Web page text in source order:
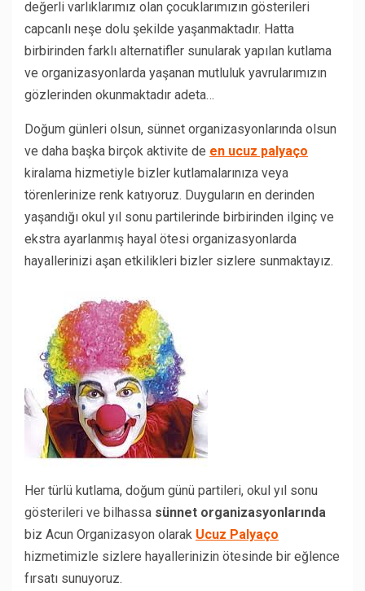
değerli varlıklarımız olan çocuklarımızın gösterileri
capcanlı neşe dolu şekilde yaşanmaktadır. Hatta
birbirinden farklı alternatifler sunularak yapılan kutlama
ve organizasyonlarda yaşanan mutluluk yavrularımızın
gözlerinden okunmaktadır adeta…
Doğum günleri olsun, sünnet organizasyonlarında olsun
ve daha başka birçok aktivite de en ucuz palyaço
kiralama hizmetiyle bizler kutlamalarınıza veya
törenlerinize renk katıyoruz. Duyguların en derinden
yaşandığı okul yıl sonu partilerinde birbirinden ilginç ve
ekstra ayarlanmış hayal ötesi organizasyonlarda
hayallerinizi aşan etkilikleri bizler sizlere sunmaktayız.
Her türlü kutlama, doğum günü partileri, okul yıl sonu
gösterileri ve bilhassa sünnet organizasyonlarında
biz Acun Organizasyon olarak Ucuz Palyaço
hizmetimizle sizlere hayallerinizin ötesinde bir eğlence
fırsatı sunuyoruz.